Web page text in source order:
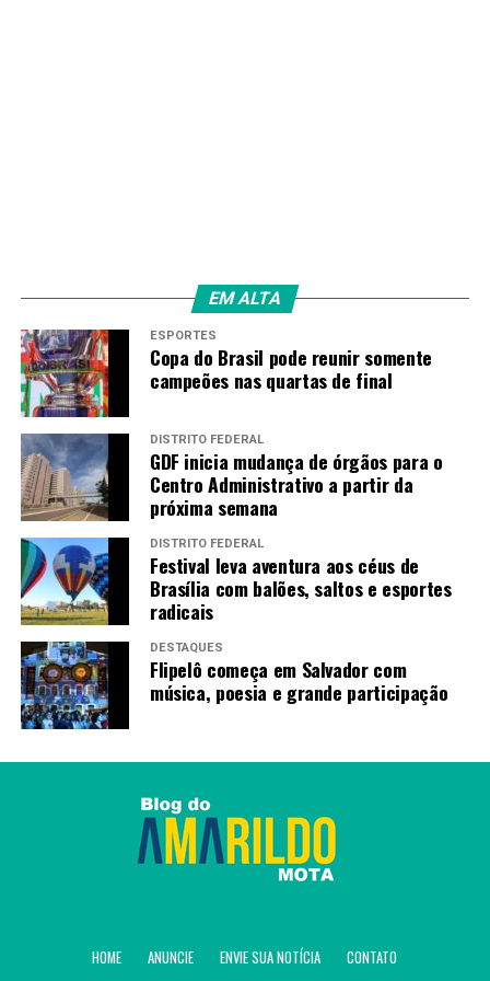
EM ALTA
ESPORTES
Copa do Brasil pode reunir somente
campeões nas quartas de final
DISTRITO FEDERAL
GDF inicia mudança de órgãos para o
Centro Administrativo a partir da
próxima semana
DISTRITO FEDERAL
Festival leva aventura aos céus de
Brasília com balões, saltos e esportes
radicais
DESTAQUES
Flipelô começa em Salvador com
música, poesia e grande participação
HOME ANUNCIE ENVIE SUA NOTÍCIA CONTATO